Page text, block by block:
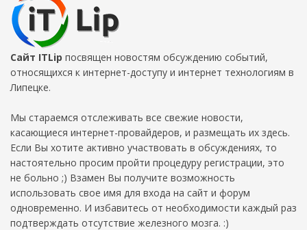
Сайт ITLip посвящен новостям обсуждению событий,
относящихся к интернет-доступу и интернет технологиям в
Липецке.
Мы стараемся отслеживать все свежие новости,
касающиеся интернет-провайдеров, и размещать их здесь.
Если Вы хотите активно участвовать в обсуждениях, то
настоятельно просим пройти процедуру регистрации, это
не больно ;) Взамен Вы получите возможность
использовать свое имя для входа на сайт и форум
одновременно. И избавитесь от необходимости каждый раз
подтверждать отсутствие железного мозга. :)